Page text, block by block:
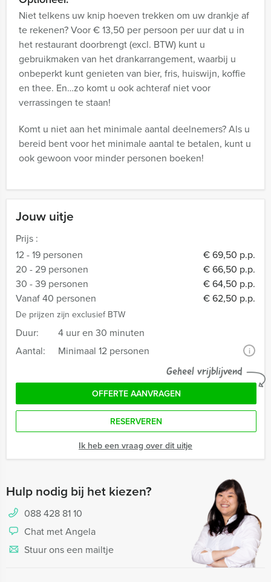
Jouw uitje
Prijs :
12 - 19 personen
€ 69,50 p.p.
20 - 29 personen
€ 66,50 p.p.
30 - 39 personen
€ 64,50 p.p.
Vanaf 40 personen
€ 62,50 p.p.
De prijzen zijn exclusief BTW
Duur:
4 uur en 30 minuten
Aantal:
Minimaal 12 personen i
Geheel vrijblijvend
OFFERTE AANVRAGEN
RESERVEREN
Ik heb een vraag over dit uitje
Hulp nodig bij het kiezen?
088 428 81 10
Chat met Angela
Stuur ons een mailtje
Niet telkens uw knip hoeven trekken om uw drankje af
te rekenen? Voor € 13,50 per persoon per uur dat u in
het restaurant doorbrengt (excl. BTW) kunt u
gebruikmaken van het drankarrangement, waarbij u
onbeperkt kunt genieten van bier, fris, huiswijn, koffie
en thee. En…zo komt u ook achteraf niet voor
verrassingen te staan!
Komt u niet aan het minimale aantal deelnemers? Als u
bereid bent voor het minimale aantal te betalen, kunt u
ook gewoon voor minder personen boeken!